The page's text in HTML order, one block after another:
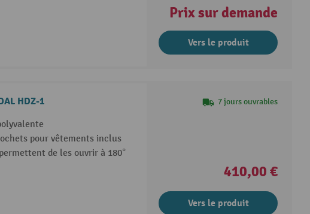
Prix sur demande
Vers le produit
HDZ-1
pour vêtements inclus
de les ouvrir à 180°
7 jours ouvrables
410,00 €
Vers le produit